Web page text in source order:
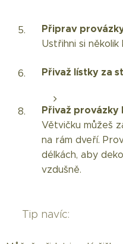
Připrav
Ustřihni si několik
Přivaž lístky za
Přivaž provázky
Větvičku můžeš
na rám dveří.
délkách, aby
vzdušně.
✨ Tip navíc: